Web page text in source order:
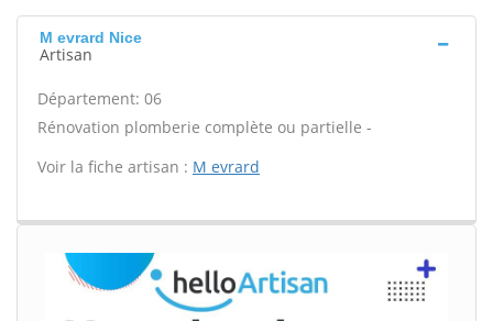
M evrard Nice
Artisan
Département: 06
Rénovation plomberie complète ou partielle -
Voir la fiche artisan : M evrard